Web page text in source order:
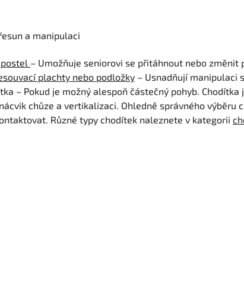
a manipulaci
– Umožňuje seniorovi se přitáhnout nebo změnit
plachty nebo podložky – Usnadňují manipulaci
– Pokud je možný alespoň částečný pohyb.
chůze a vertikalizaci. Ohledně správného
Různé typy chodítek naleznete v kategorii